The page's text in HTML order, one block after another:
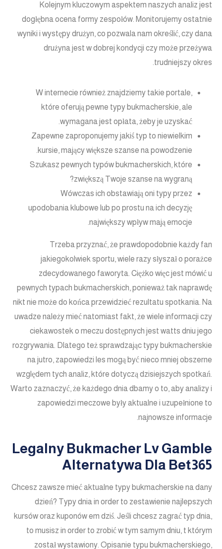
Kolejnym kluczowym aspektem naszych analiz jest
dogłębna ocena formy zespołów. Monitorujemy ostatnie
wyniki i występy drużyn, co pozwala nam określić, czy dana
drużyna jest w dobrej kondycji czy może przeżywa
trudniejszy okres.
W internecie również znajdziemy takie portale,
które oferują pewne typy bukmacherskie, ale
wymagana jest opłata, żeby je uzyskać.
Zapewne zaproponujemy jakiś typ to niewielkim
kursie, mający większe szanse na powodzenie.
Szukasz pewnych typów bukmacherskich, które
zwiększą Twoje szanse na wygraną?
Wówczas ich obstawiają oni typy przez
upodobania klubowe lub po prostu na ich decyzję
największy wpływ mają emocje.
Trzeba przyznać, że prawdopodobnie każdy fan
jakiegokolwiek sportu, wiele razy słyszał o porażce
zdecydowanego faworyta. Ciężko więc jest mówić u
pewnych typach bukmacherskich, ponieważ tak naprawdę
nikt nie może do końca przewidzieć rezultatu spotkania. Na
uwadze należy mieć natomiast fakt, że wiele informacji czy
ciekawostek o meczu dostępnych jest watts dniu jego
rozgrywania. Dlatego też sprawdzając typy bukmacherskie
na jutro, zapowiedzi les mogą być nieco mniej obszerne
względem tych analiz, które dotyczą dzisiejszych spotkań.
Warto zaznaczyć, że każdego dnia dbamy o to, aby analizy i
zapowiedzi meczowe były aktualne i uzupełnione to
najnowsze informacje.
Legalny Bukmacher Lv Gamble
Alternatywa Dla Bet365
Chcesz zawsze mieć aktualne typy bukmacherskie na dany
dzień? Typy dnia in order to zestawienie najlepszych
kursów oraz kuponów em dziś. Jeśli chcesz zagrać typ dnia,
to musisz in order to zrobić w tym samym dniu, t którym
został wystawiony. Opisanie typu bukmacherskiego,